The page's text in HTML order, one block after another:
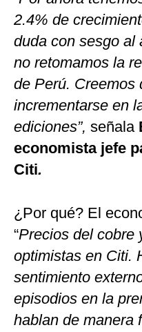
2.4% de
duda con sesgo al
no retomamos la
de Perú. Creemos
incrementarse en
ediciones”, señala
economista jefe
Citi.
¿Por qué? El
“Precios del cobre
optimistas en Citi.
sentimiento
episodios en la
hablan de manera